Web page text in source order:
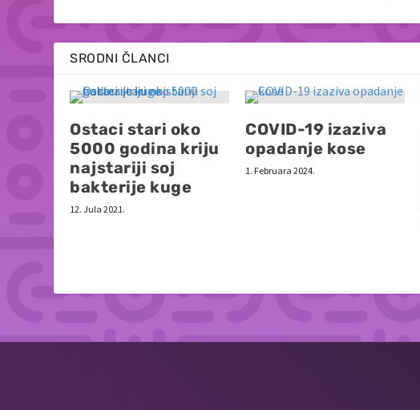
SRODNI ČLANCI
Ostaci stari oko
5000 godina kriju
najstariji soj
bakterije kuge
12. Jula 2021.
COVID-19 izaziva
opadanje kose
1. Februara 2024.